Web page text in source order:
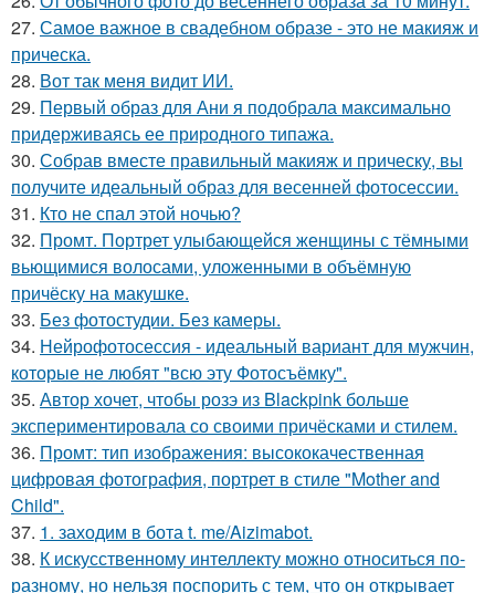
27. Самое важное в свадебном образе - это не макияж и
прическа.
28. Вот так меня видит ИИ.
29. Первый образ для Ани я подобрала максимально
придерживаясь ее природного типажа.
30. Собрав вместе правильный макияж и прическу, вы
получите идеальный образ для весенней фотосессии.
31. Кто не спал этой ночью?
32. Промт. Портрет улыбающейся женщины с тёмными
вьющимися волосами, уложенными в объёмную
причёску на макушке.
33. Без фотостудии. Без камеры.
34. Нейрофотосессия - идеальный вариант для мужчин,
которые не любят "всю эту Фотосъёмку".
35. Автор хочет, чтобы розэ из Blackpink больше
экспериментировала со своими причёсками и стилем.
36. Промт: тип изображения: высококачественная
цифровая фотография, портрет в стиле "Mother and
Child".
37. 1. заходим в бота t. me/Aizimabot.
38. К искусственному интеллекту можно относиться по-
разному, но нельзя поспорить с тем, что он открывает